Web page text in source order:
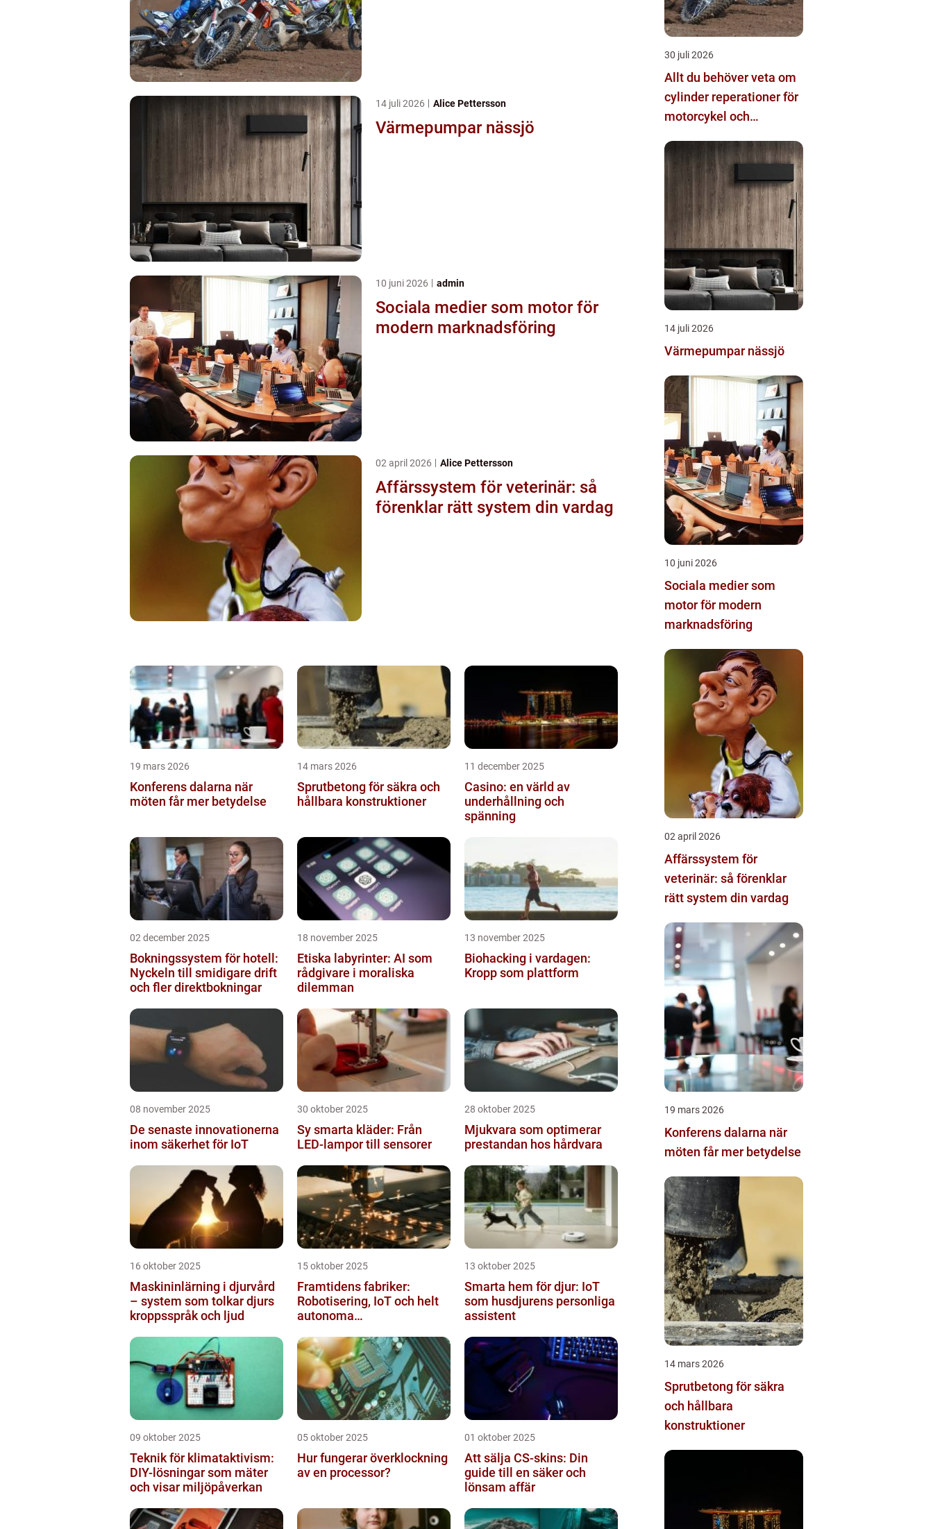
14 juli 2026 Alice Pettersson
Värmepumpar nässjö
10 juni 2026 admin
Sociala medier som motor för
modern marknadsföring
02 april 2026 Alice Pettersson
Affärssystem för veterinär: så
förenklar rätt system din vardag
19 mars 2026
Konferens dalarna när
möten får mer betydelse
14 mars 2026
Sprutbetong för säkra och
hållbara konstruktioner
11 december 2025
Casino: en värld av
underhållning och
spänning
02 december 2025
Bokningssystem för hotell:
Nyckeln till smidigare drift
och fler direktbokningar
18 november 2025
Etiska labyrinter: AI som
rådgivare i moraliska
dilemman
13 november 2025
Biohacking i vardagen:
Kropp som plattform
08 november 2025
De senaste innovationerna
inom säkerhet för IoT
30 oktober 2025
Sy smarta kläder: Från
LED-lampor till sensorer
28 oktober 2025
Mjukvara som optimerar
prestandan hos hårdvara
16 oktober 2025
Maskininlärning i djurvård
– system som tolkar djurs
kroppsspråk och ljud
15 oktober 2025
Framtidens fabriker:
Robotisering, IoT och helt
autonoma
13 oktober 2025
Smarta hem för djur: IoT
som husdjurens personliga
assistent
09 oktober 2025
Teknik för klimataktivism:
DIY-lösningar som mäter
och visar miljöpåverkan
05 oktober 2025
Hur fungerar överklockning
av en processor?
01 oktober 2025
Att sälja CS-skins: Din
guide till en säker och
lönsam affär
30 juli 2026
Allt du behöver veta om
cylinder reperationer för
motorcykel och
14 juli 2026
Värmepumpar nässjö
10 juni 2026
Sociala medier som
motor för modern
marknadsföring
02 april 2026
Affärssystem för
veterinär: så förenklar
rätt system din vardag
19 mars 2026
Konferens dalarna när
möten får mer betydelse
14 mars 2026
Sprutbetong för säkra
och hållbara
konstruktioner